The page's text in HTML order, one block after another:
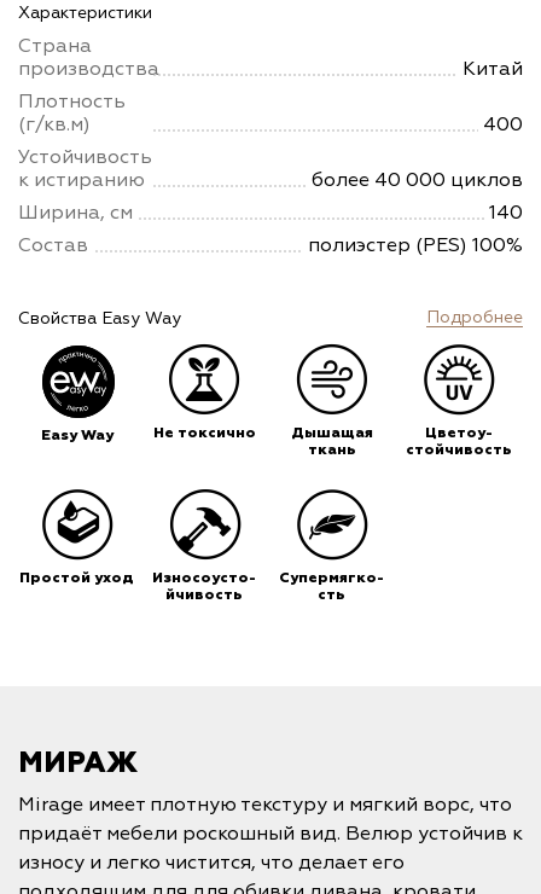
Характеристики
Страна
производства
Китай
Плотность
(г/кв.м)
400
Устойчивость
к истиранию
более 40 000 циклов
Ширина, см
140
Состав
полиэстер (PES) 100%
Свойства Easy Way Подробнее
Easy Way Не токсично
Дышащая
ткань
Цветоу-
стойчивость
Простой уход
Износоусто-
йчивость
Супермягко-
сть
МИРАЖ
Mirage имеет плотную текстуру и мягкий ворс, что
придаёт мебели роскошный вид. Велюр устойчив к
износу и легко чистится, что делает его